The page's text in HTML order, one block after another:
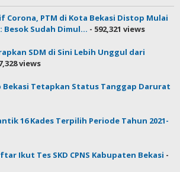
Corona, PTM di Kota Bekasi Distop Mulai
Sudah Dimul... - 592,321 views
SDM di Sini Lebih Unggul dari
views
Bekasi Tetapkan Status Tanggap Darurat
16 Kades Terpilih Periode Tahun 2021-
Ikut Tes SKD CPNS Kabupaten Bekasi -